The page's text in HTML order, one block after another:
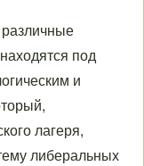
под
и
лагеря,
либеральных